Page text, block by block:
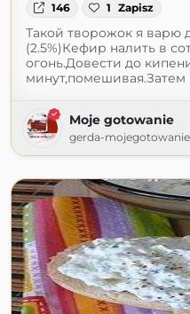
146 1 Zapisz
Такой творожок я варю
(2.5%)Кефир налить в
огонь.Довести до
минут,помешивая.Затем
Moje gotowanie
gerda-